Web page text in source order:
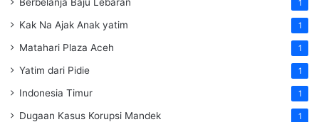
1
Kak Na Ajak Anak yatim 1
Matahari Plaza Aceh 1
Yatim dari Pidie 1
Indonesia Timur 1
Dugaan Kasus Korupsi Mandek 1